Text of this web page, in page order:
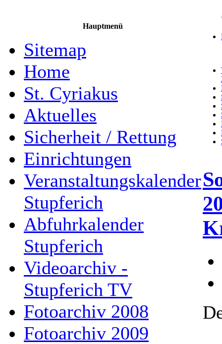
Hauptmenü
Sitemap
Home
St. Cyriakus
Aktuelles
Sicherheit / Rettung
Einrichtungen
Veranstaltungskalender
Stupferich
Abfuhrkalender
Stupferich
Videoarchiv -
Stupferich TV
Fotoarchiv 2008
Fotoarchiv 2009